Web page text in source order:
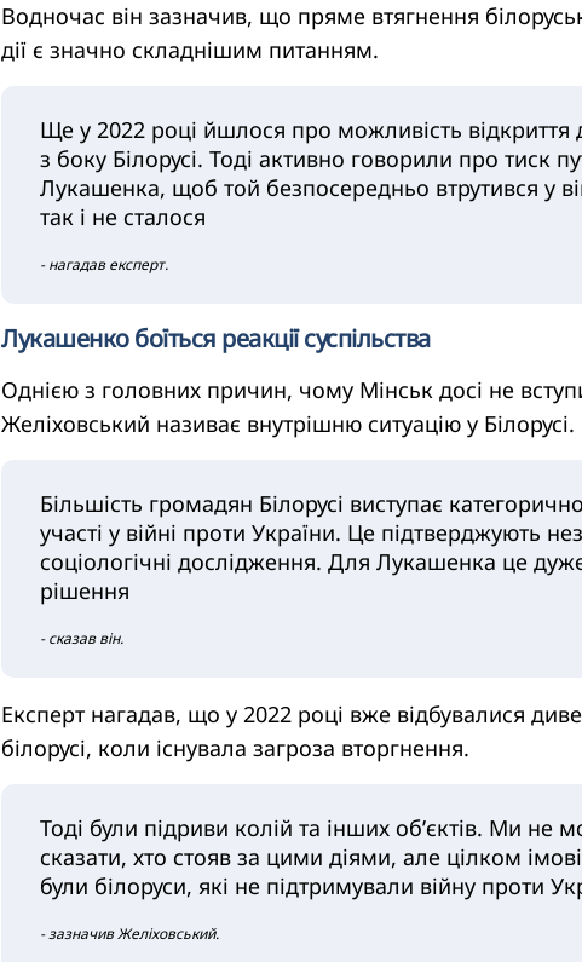
Водночас він зазначив, що пряме втягнення
дії є значно складнішим питанням.
Ще у 2022 році йшлося про можливість відкриття
з боку Білорусі. Тоді активно говорили про тиск
Лукашенка, щоб той безпосередньо втрутився у
так і не сталося
- нагадав експерт.
Лукашенко боїться реакції суспільства
Однією з головних причин, чому Мінськ досі не
Желіховський називає внутрішню ситуацію у Білорусі.
Більшість громадян Білорусі виступає
участі у війні проти України. Це підтверджують
соціологічні дослідження. Для Лукашенка це
рішення
- сказав він.
Експерт нагадав, що у 2022 році вже відбувалися
білорусі, коли існувала загроза вторгнення.
Тоді були підриви колій та інших об’єктів. Ми не
сказати, хто стояв за цими діями, але цілком
були білоруси, які не підтримували війну проти
- зазначив Желіховський.